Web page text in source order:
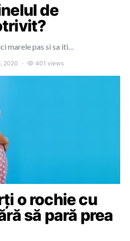
de
marele pas si sa iti…
2020 401 views
o rochie cu
să pară prea